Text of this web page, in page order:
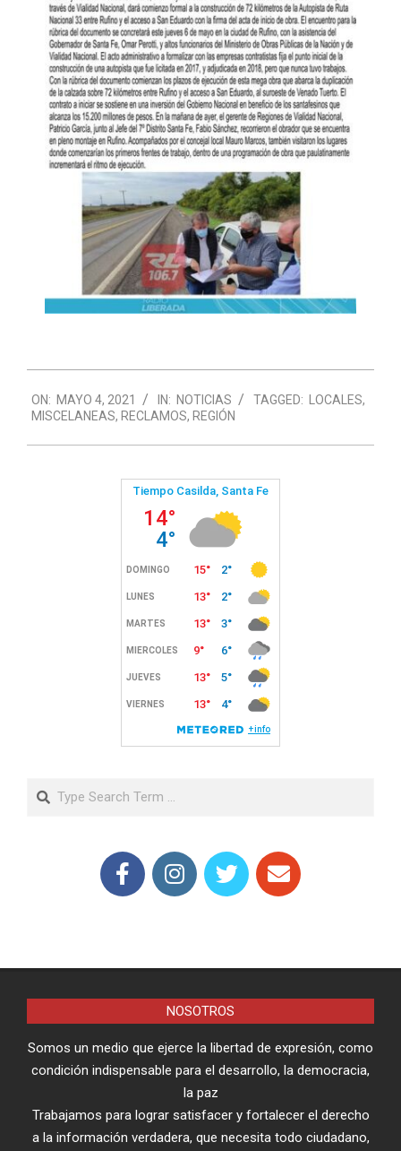
05-
04
ON: MAYO 4, 2021 IN: NOTICIAS TAGGED: LOCALES,
MISCELANEAS, RECLAMOS, REGIÓN
Search
NOSOTROS
Somos un medio que ejerce la libertad de expresión, como
condición indispensable para el desarrollo, la democracia,
la paz
Trabajamos para lograr satisfacer y fortalecer el derecho
a la información verdadera, que necesita todo ciudadano,